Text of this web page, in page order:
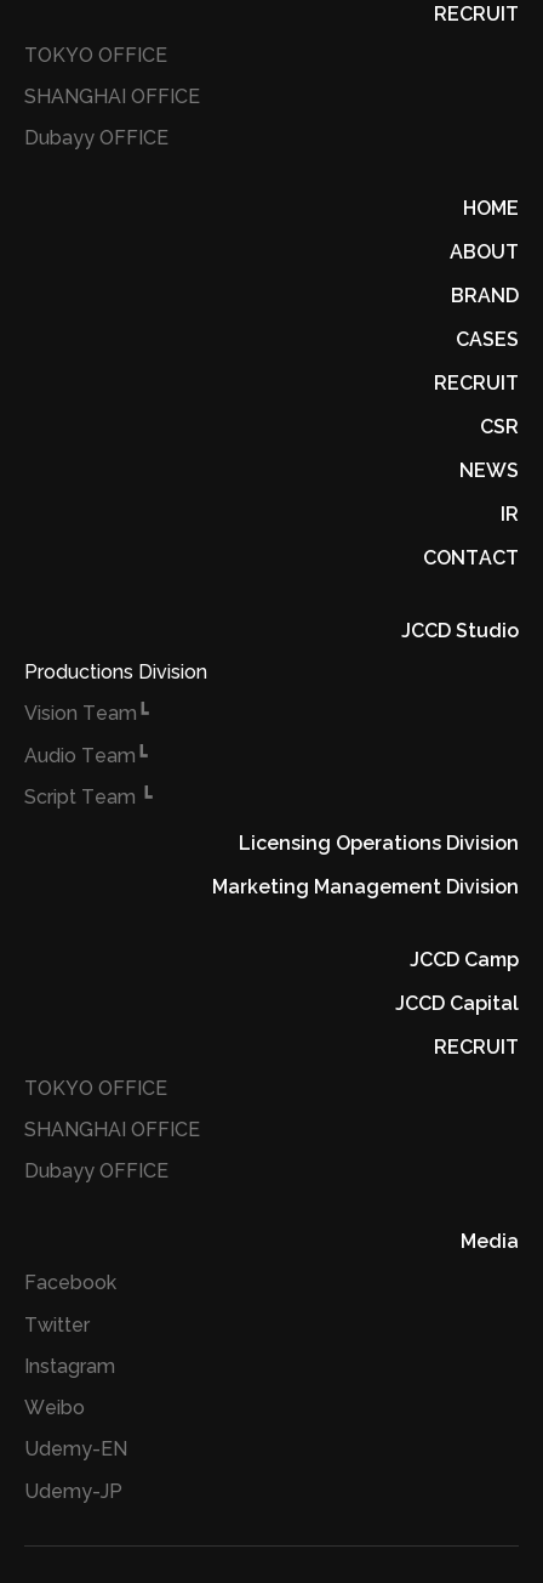
RECRUIT
TOKYO OFFICE
SHANGHAI OFFICE
Dubayy OFFICE
HOME
ABOUT
BRAND
CASES
RECRUIT
CSR
NEWS
IR
CONTACT
JCCD Studio
Productions Division
┗Vision Team
┗Audio Team
┗ Script Team
Licensing Operations Division
Marketing Management Division
JCCD Camp
JCCD Capital
RECRUIT
TOKYO OFFICE
SHANGHAI OFFICE
Dubayy OFFICE
Media
Facebook
Twitter
Instagram
Weibo
Udemy-EN
Udemy-JP